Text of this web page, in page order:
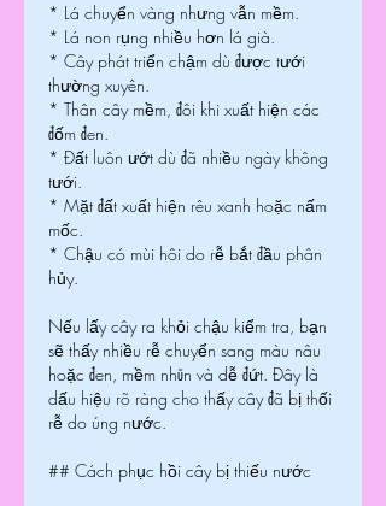
* Lá chuyển vàng nhưng vẫn mềm.
* Lá non rụng nhiều hơn lá già.
* Cây phát triển chậm dù được tưới
thường xuyên.
* Thân cây mềm, đôi khi xuất hiện các
đốm đen.
* Đất luôn ướt dù đã nhiều ngày không
tưới.
* Mặt đất xuất hiện rêu xanh hoặc nấm
mốc.
* Chậu có mùi hôi do rễ bắt đầu phân
hủy.
Nếu lấy cây ra khỏi chậu kiểm tra, bạn
sẽ thấy nhiều rễ chuyển sang màu nâu
hoặc đen, mềm nhũn và dễ đứt. Đây là
dấu hiệu rõ ràng cho thấy cây đã bị thối
rễ do úng nước.
## Cách phục hồi cây bị thiếu nước